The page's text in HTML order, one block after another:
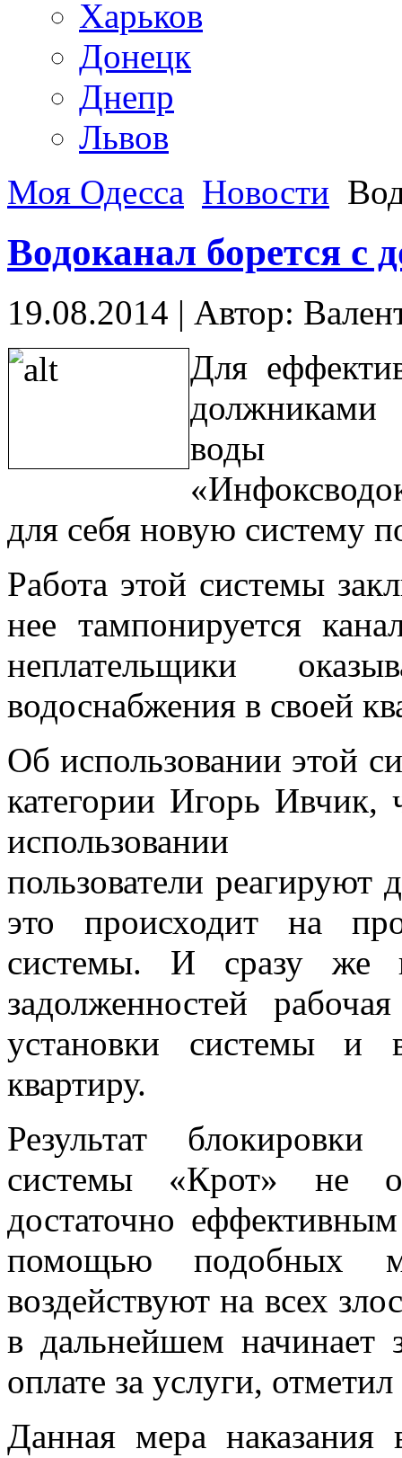
Харьков
Донецк
Днепр
Львов
Моя Одесса Новости
Водоканал борется с
19.08.2014 | Автор:
Для
воды
для себя новую систему
Работа этой системы
нее тампонируется
неплательщики
водоснабжения в своей
Об использовании этой
категории Игорь Ивчик,
использовании
пользователи
это происходит на
системы. И сразу же
задолженностей
установки системы и
квартиру.
Результат
системы «Крот» не
достаточно
помощью подобных
воздействуют на всех
в дальнейшем начинает
оплате за услуги,
Данная мера